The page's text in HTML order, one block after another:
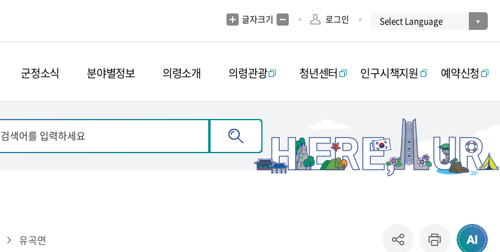
글자크기 로그인
군정소식 분야별정보 의령소개 의령관광 청년센터 인구시책지원 예약신청
유곡면